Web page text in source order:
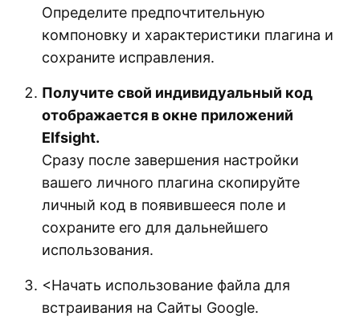
Определите предпочтительную
компоновку и характеристики плагина и
сохраните исправления.
Получите свой индивидуальный код
отображается в окне приложений
Elfsight.
Сразу после завершения настройки
вашего личного плагина скопируйте
личный код в появившееся поле и
сохраните его для дальнейшего
использования.
<Начать использование файла для
встраивания на Сайты Google.